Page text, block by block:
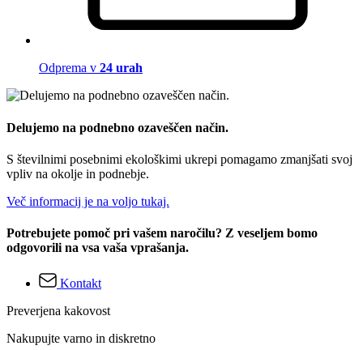
Odprema v 24 urah
Delujemo na podnebno ozaveščen način.
S številnimi posebnimi ekološkimi ukrepi pomagamo zmanjšati svoj
vpliv na okolje in podnebje.
Več informacij je na voljo tukaj.
Potrebujete pomoč pri vašem naročilu? Z veseljem bomo
odgovorili na vsa vaša vprašanja.
Kontakt
Preverjena kakovost
Nakupujte varno in diskretno